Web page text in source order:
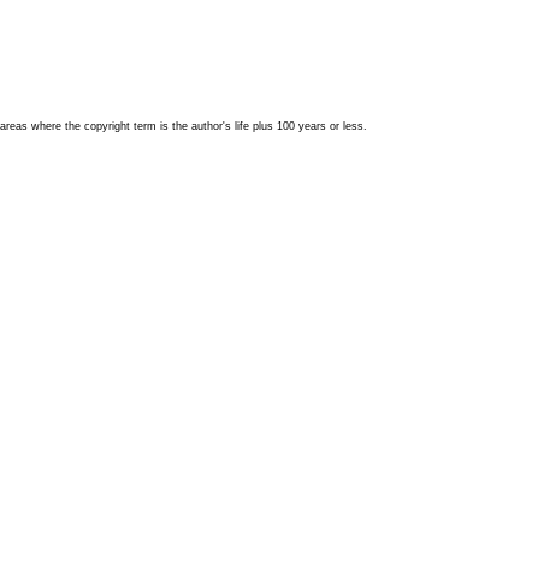
where the copyright term is the author's life plus 100 years or less.